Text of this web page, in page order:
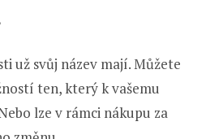
už svůj název mají. Můžete
ten, který k vašemu
lze v rámci nákupu za